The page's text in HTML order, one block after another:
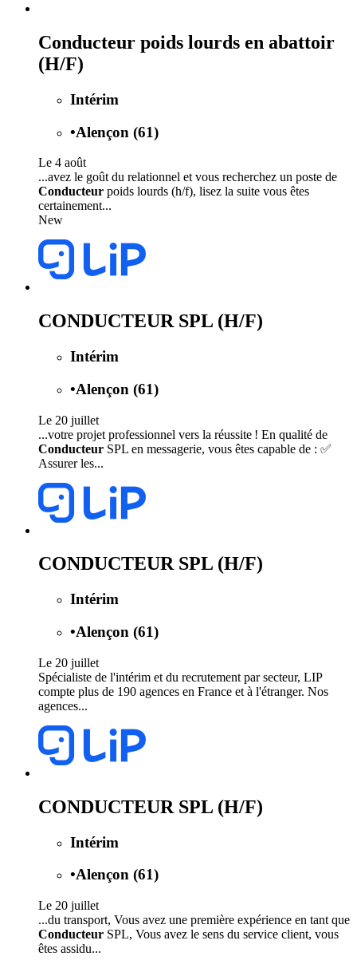
Conducteur poids lourds en abattoir
(H/F)
Intérim
•Alençon (61)
Le 4 août
...avez le goût du relationnel et vous recherchez un poste de
Conducteur poids lourds (h/f), lisez la suite vous êtes
certainement...
New
CONDUCTEUR SPL (H/F)
Intérim
•Alençon (61)
Le 20 juillet
...votre projet professionnel vers la réussite ! En qualité de
Conducteur SPL en messagerie, vous êtes capable de : ✅
Assurer les...
CONDUCTEUR SPL (H/F)
Intérim
•Alençon (61)
Le 20 juillet
Spécialiste de l'intérim et du recrutement par secteur, LIP
compte plus de 190 agences en France et à l'étranger. Nos
agences...
CONDUCTEUR SPL (H/F)
Intérim
•Alençon (61)
Le 20 juillet
...du transport, Vous avez une première expérience en tant que
Conducteur SPL, Vous avez le sens du service client, vous
êtes assidu...